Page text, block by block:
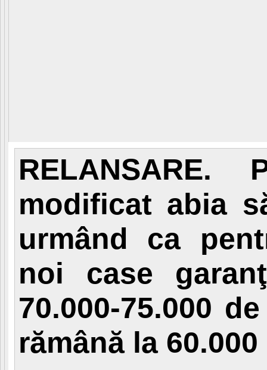
modificat abia
urmând ca
noi case
70.000-75.000
rămână la